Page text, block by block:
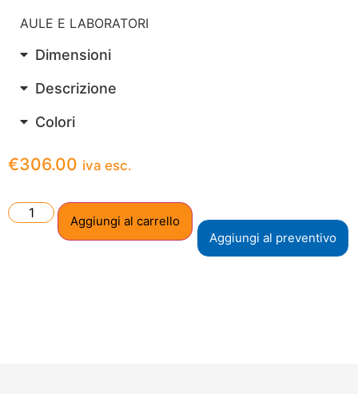
AULE E LABORATORI
Dimensioni
Descrizione
Colori
€306.00 iva esc.
Aggiungi al carrello
Aggiungi al preventivo